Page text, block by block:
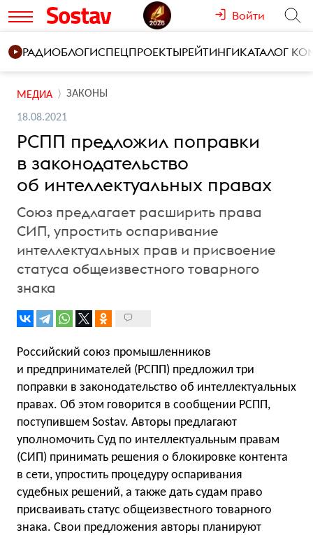
Войти
РАДИОБЛОГИСПЕЦПРОЕКТЫРЕЙТИНГИКАТАЛОГ
МЕДИА ЗАКОНЫ
18.08.2021
РСПП предложил поправки
в законодательство
об интеллектуальных правах
Союз предлагает расширить права
СИП, упростить оспаривание
интеллектуальных прав и присвоение
статуса общеизвестного товарного
знака
Российский союз промышленников
и предпринимателей (РСПП) предложил три
поправки в законодательство об интеллектуальных
правах. Об этом говорится в сообщении РСПП,
поступившем Sostav. Авторы предлагают
уполномочить Суд по интеллектуальным правам
(СИП) принимать решения о блокировке контента
в сети, упростить процедуру оспаривания
судебных решений, а также дать судам право
присваивать статус общеизвестного товарного
знака. Свои предложения авторы планируют